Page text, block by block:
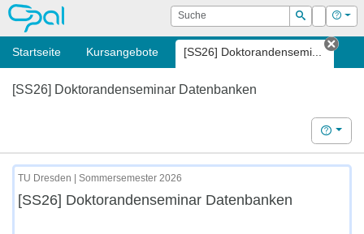
OPAL Suche
Suchen
Login Hilfe
Startseite Kursangebote [SS26] Doktorandensemi...
Tab
[SS26] Doktorandenseminar Datenbanken
Hilfe
TU Dresden | Sommersemester 2026
[SS26] Doktorandenseminar Datenbanken